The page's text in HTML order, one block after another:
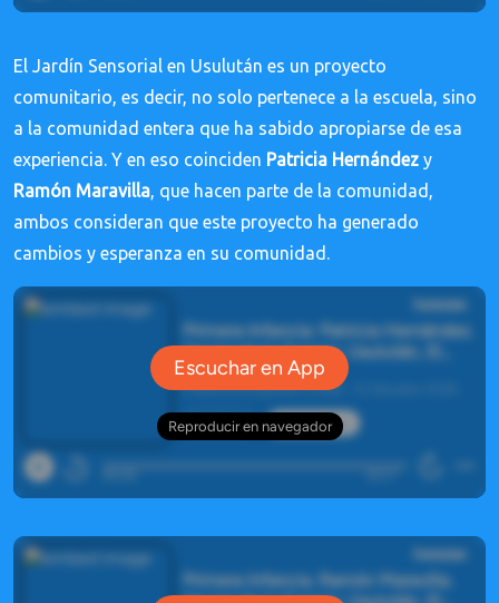
El Jardín Sensorial en Usulután es un proyecto
comunitario, es decir, no solo pertenece a la escuela, sino
a la comunidad entera que ha sabido apropiarse de esa
experiencia. Y en eso coinciden Patricia Hernández y
Ramón Maravilla, que hacen parte de la comunidad,
ambos consideran que este proyecto ha generado
cambios y esperanza en su comunidad.